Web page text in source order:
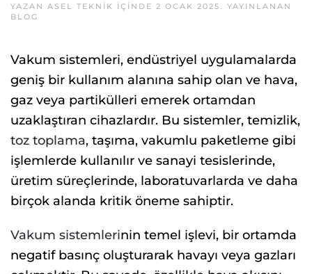
YAZAN ASEL TEKNIK IÇINDE 2 OCAK 2025. YAYINLANAN
BLOG
Vakum sistemleri, endüstriyel uygulamalarda
geniş bir kullanım alanına sahip olan ve hava,
gaz veya partikülleri emerek ortamdan
uzaklaştıran cihazlardır. Bu sistemler, temizlik,
toz toplama, taşıma, vakumlu paketleme gibi
işlemlerde kullanılır ve sanayi tesislerinde,
üretim süreçlerinde, laboratuvarlarda ve daha
birçok alanda kritik öneme sahiptir.
Vakum sistemlerinin temel işlevi, bir ortamda
negatif basınç oluşturarak havayı veya gazları